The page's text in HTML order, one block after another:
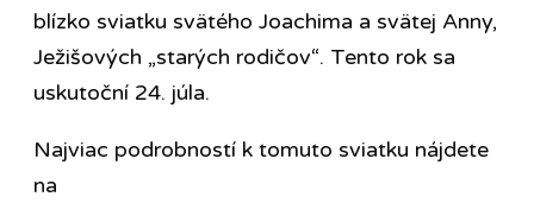
blízko sviatku svätého Joachima a svätej Anny,
Ježišových „starých rodičov“. Tento rok sa
uskutoční 24. júla.
Najviac podrobností k tomuto sviatku nájdete
na